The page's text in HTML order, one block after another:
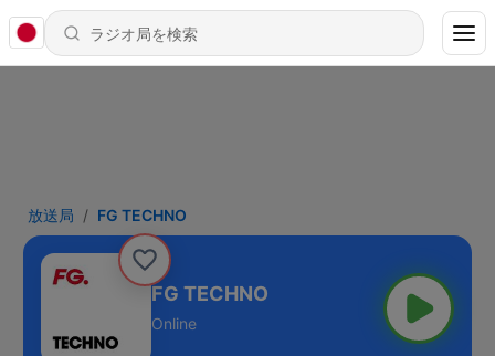
放送局 FG TECHNO
FG TECHNO
Online